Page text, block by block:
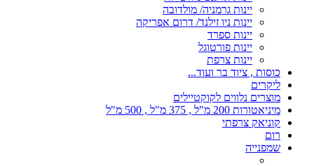
יינות גרמניה/ מולדובה
יינות ניו זילנד/ דרום אפריקה
יינות ספרד
יינות פורטוגל
יינות צרפת
כוסות , ציוד בר ועוד...
ליקרים
מוצרים נלווים לקוקטיילים
מיניאטורות 200 מ"ל , 375 מ"ל , 500 מ"ל
קוניאק צרפתי
רום
שמפנייה